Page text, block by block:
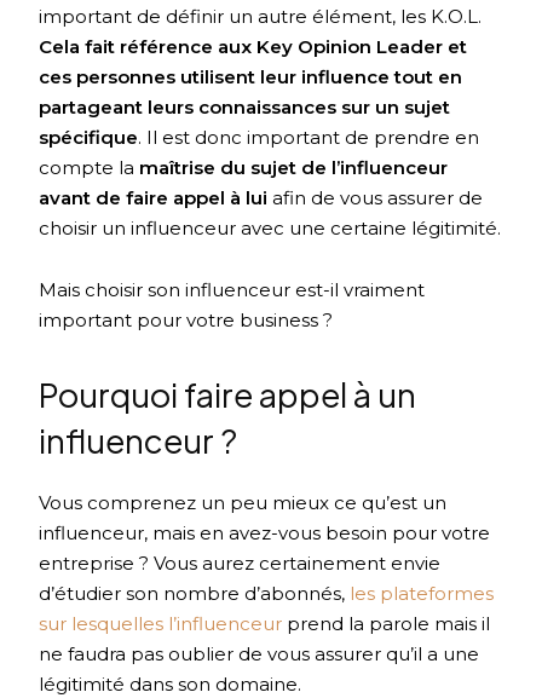
important de définir un autre élément, les K.O.L.
Cela fait référence aux Key Opinion Leader et
ces personnes utilisent leur influence tout en
partageant leurs connaissances sur un sujet
spécifique. Il est donc important de prendre en
compte la maîtrise du sujet de l’influenceur
avant de faire appel à lui afin de vous assurer de
choisir un influenceur avec une certaine légitimité.
Mais choisir son influenceur est-il vraiment
important pour votre business ?
Pourquoi faire appel à un
influenceur ?
Vous comprenez un peu mieux ce qu’est un
influenceur, mais en avez-vous besoin pour votre
entreprise ? Vous aurez certainement envie
d’étudier son nombre d’abonnés, les plateformes
sur lesquelles l’influenceur prend la parole mais il
ne faudra pas oublier de vous assurer qu’il a une
légitimité dans son domaine.